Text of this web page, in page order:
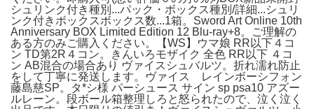
シュリンク付き種別...パック・ボックス種別/詳細...シュリ
ンク付きボックスボックス数...1箱。Sword Art Online 10th
Anniversary BOX Limited Edition 12 Blu-ray+8。ご理解の
ある方のみご購入ください。【WS】ウマ娘 RR以下４コ
ン TD第2R４コン。きんいろモザイク 全色 RR以下 ４コ
ン AB混合の場合あり ヴァイスシュバルツ。折れ濡れ防止
をして丁寧に発送します。ヴァイス レインボーシフォン
藤島慈SP。タ*シ様 パーシュース サイン sp psa10 アズー
ルレーン。段ボール箱整理しろと怒られたので、泣く泣く